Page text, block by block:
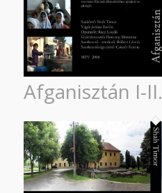
Afganisztán I-II.